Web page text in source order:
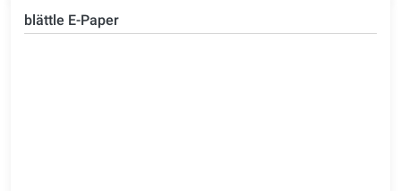
blättle E-Paper